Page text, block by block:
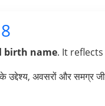
8
birth name. It
अवसरों और समग्र